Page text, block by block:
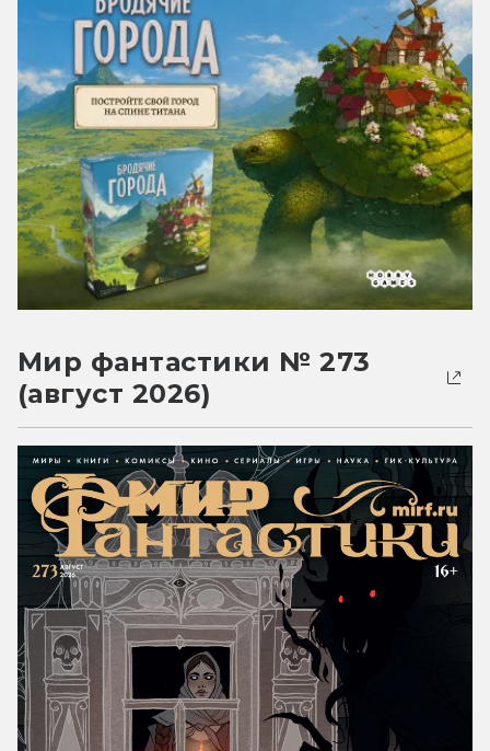
Мир фантастики № 273
(август 2026)